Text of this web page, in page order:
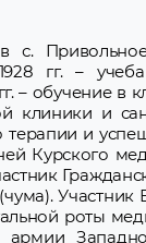
гг. –
– обучение в
клиники и
терапии и
Курского
роты